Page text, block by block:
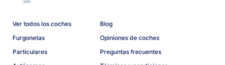
Ver todos los coches
Furgonetas
Particulares
Blog
Opiniones de coches
Preguntas frecuentes